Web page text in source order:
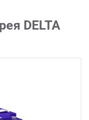
DELTA